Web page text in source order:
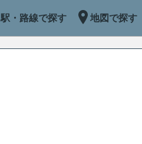
駅・路線で探す 地図で探す